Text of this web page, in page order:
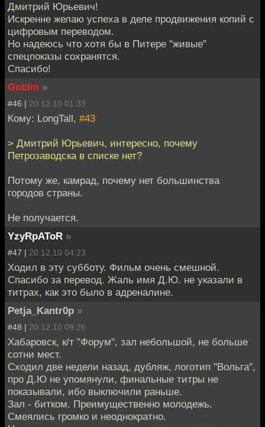
Дмитрий Юрьевич!
Искренне желаю успеха в деле продвижения копий с
цифровым переводом.
Но надеюсь что хотя бы в Питере "живые"
спецпоказы сохранятся.
Спасибо!
Goblin »
#46 | 20.12.10 01:33
Кому: LongTall, #43
> Дмитрий Юрьевич, интересно, почему
Петрозаводска в списке нет?
Потому же, камрад, почему нет большинства
городов страны.
Не получается.
YzyRpAToR »
#47 | 20.12.10 04:23
Ходил в эту субботу. Фильм очень смешной.
Спасибо за перевод. Жаль имя Д.Ю. не указали в
титрах, как это было в адреналине.
Petja_Kantr0p »
#48 | 20.12.10 09:26
Хабаровск, к/т "Форум", зал небольшой, не больше
сотни мест.
Сходил две недели назад, дубляж, логотип "Вольга",
про Д.Ю не упомянули, финальные титры не
показывали, ибо выключили раньше.
Зал - битком. Преимущественно молодежь.
Смеялись громко и неоднократно.